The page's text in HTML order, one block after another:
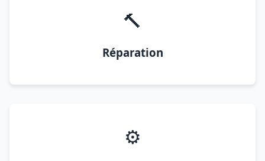
🔨
Réparation
⚙️